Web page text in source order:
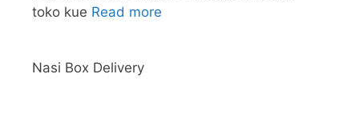
toko kue Read more
Nasi Box Delivery